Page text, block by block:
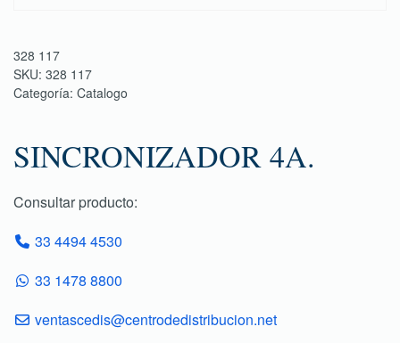
328 117
SKU: 328 117
Categoría: Catalogo
SINCRONIZADOR 4A.
Consultar producto:
33 4494 4530
33 1478 8800
ventascedis@centrodedistribucion.net